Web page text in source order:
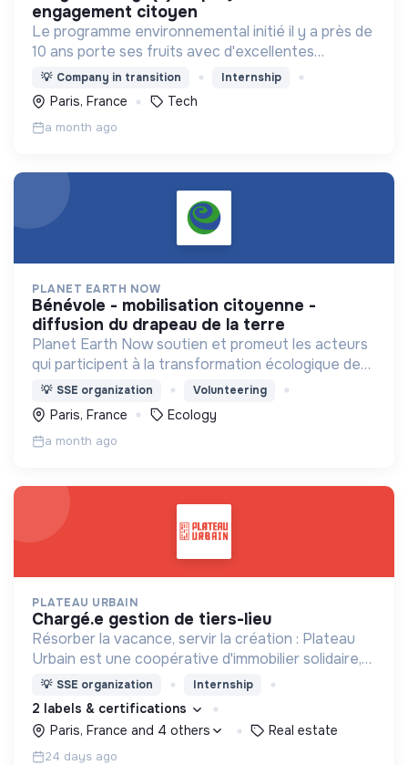
engagement citoyen
Le programme environnemental initié il y a près de
10 ans porte ses fruits avec d'excellentes
performances, le Groupe se classe parmi les
leaders de l'action contre le changement
climatique
💡 Company in transition Internship
Paris, France Tech
a month ago
PLANET EARTH NOW
bénévole - mobilisation citoyenne -
diffusion du drapeau de la terre
Planet Earth Now soutien et promeut les acteurs
qui participent à la transformation écologique de
nos sociétés, notamment à travers la diffusion du
drapeau de la Terre.
💡 SSE organization Volunteering
Paris, France Ecology
a month ago
PLATEAU URBAIN
chargé.e gestion de tiers-lieu
Résorber la vacance, servir la création : Plateau
Urbain est une coopérative d'immobilier solidaire,
spécialisée dans le montage et la gestion
d'occupations temporaires de bâtiments vacants
💡 SSE organization Internship
2 labels & certifications
Paris, France and 4 others
Real estate
24 days ago